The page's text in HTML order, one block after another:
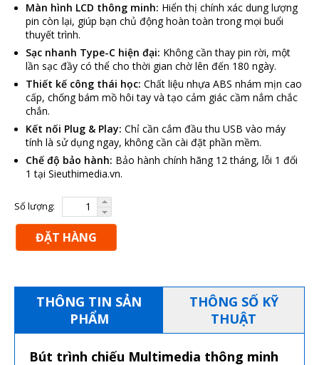
Màn hình LCD thông minh: Hiển thị chính xác dung lượng
pin còn lại, giúp bạn chủ động hoàn toàn trong mọi buổi
thuyết trình.
Sạc nhanh Type-C hiện đại: Không cần thay pin rời, một
lần sạc đầy có thể cho thời gian chờ lên đến 180 ngày.
Thiết kế công thái học: Chất liệu nhựa ABS nhám mịn cao
cấp, chống bám mồ hôi tay và tạo cảm giác cầm nắm chắc
chắn.
Kết nối Plug & Play: Chỉ cần cắm đầu thu USB vào máy
tính là sử dụng ngay, không cần cài đặt phần mềm.
Chế độ bảo hành: Bảo hành chính hãng 12 tháng, lỗi 1 đổi
1 tại Sieuthimedia.vn.
Số lượng:
ĐẶT HÀNG
THÔNG TIN SẢN
PHẨM
THÔNG SỐ KỸ
THUẬT
Bút trình chiếu Multimedia thông minh